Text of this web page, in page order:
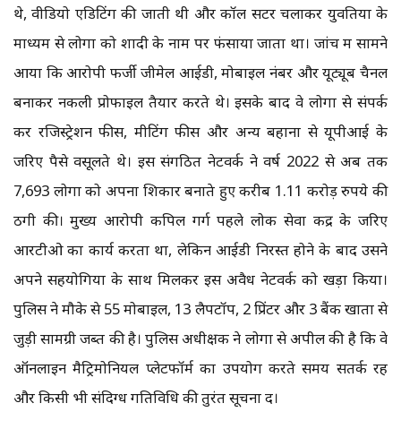
थे, वीडियो एडिटिंग की जाती थी और कॉल सेंटर चलाकर युवतियों के
माध्यम से लोगों को शादी के नाम पर फंसाया जाता था। जांच में सामने
आया कि आरोपी फर्जी जीमेल आईडी, मोबाइल नंबर और यूट्यूब चैनल
बनाकर नकली प्रोफाइल तैयार करते थे। इसके बाद वे लोगों से संपर्क
कर रजिस्ट्रेशन फीस, मीटिंग फीस और अन्य बहानों से यूपीआई के
जरिए पैसे वसूलते थे। इस संगठित नेटवर्क ने वर्ष 2022 से अब तक
7,693 लोगों को अपना शिकार बनाते हुए करीब 1.11 करोड़ रुपये की
ठगी की। मुख्य आरोपी कपिल गर्ग पहले लोक सेवा केंद्र के जरिए
आरटीओ का कार्य करता था, लेकिन आईडी निरस्त होने के बाद उसने
अपने सहयोगियों के साथ मिलकर इस अवैध नेटवर्क को खड़ा किया।
पुलिस ने मौके से 55 मोबाइल, 13 लैपटॉप, 2 प्रिंटर और 3 बैंक खातों से
जुड़ी सामग्री जब्त की है। पुलिस अधीक्षक ने लोगों से अपील की है कि वे
ऑनलाइन मैट्रिमोनियल प्लेटफॉर्म का उपयोग करते समय सतर्क रहें
और किसी भी संदिग्ध गतिविधि की तुरंत सूचना दें।